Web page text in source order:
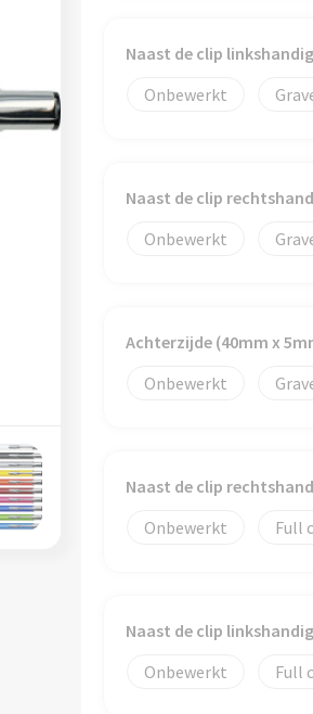
Naast de clip
Onbewerkt
Naast de clip
Onbewerkt
Achterzijde (40mm x
Onbewerkt
Naast de clip
Onbewerkt
Full
Naast de clip
Onbewerkt
Full